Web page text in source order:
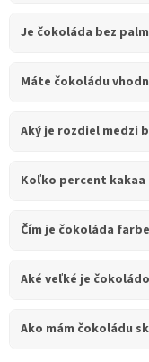
Je čokoláda bez
Máte čokoládu
Aký je rozdiel medzi
Koľko percent kakaa
Čím je čokoláda
Aké veľké je
Ako mám čokoládu